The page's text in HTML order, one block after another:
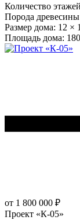
Количество
Порода
Размер дома: 12 ×
Площадь дома:
от 1 800 000 ₽
Проект «К-05»